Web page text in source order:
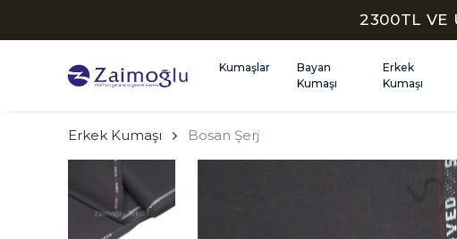
2300TL VE
Kumaşlar
Bayan
Kumaşı
Erkek
Kumaşı
Erkek Kumaşı Bosan Şerj